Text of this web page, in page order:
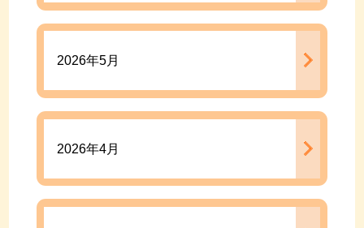
2026年5月
2026年4月